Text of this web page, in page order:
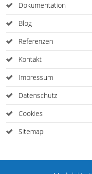
Dokumentation
Blog
Referenzen
Kontakt
Impressum
Datenschutz
Cookies
Sitemap